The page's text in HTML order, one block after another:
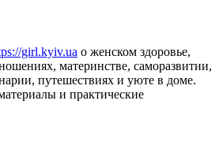
girl.kyiv.ua о женском здоровье,
материнстве, саморазвитии,
путешествиях и уюте в доме.
и практические